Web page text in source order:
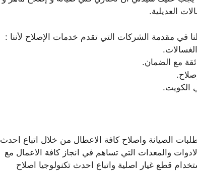
العديلية.
في مقدمة الشركات التي تقدم خدمات الإصلاح لأننا :
مع الضمان.
الكويت.
الصيانة واصلاح كافة الاعطال من خلال اتباع احدث
والمعدات التي تساهم في انجاز كافة الاعمال مع
قطع غيار اصلية واتباع احدث تكنولوجيا اصلاح